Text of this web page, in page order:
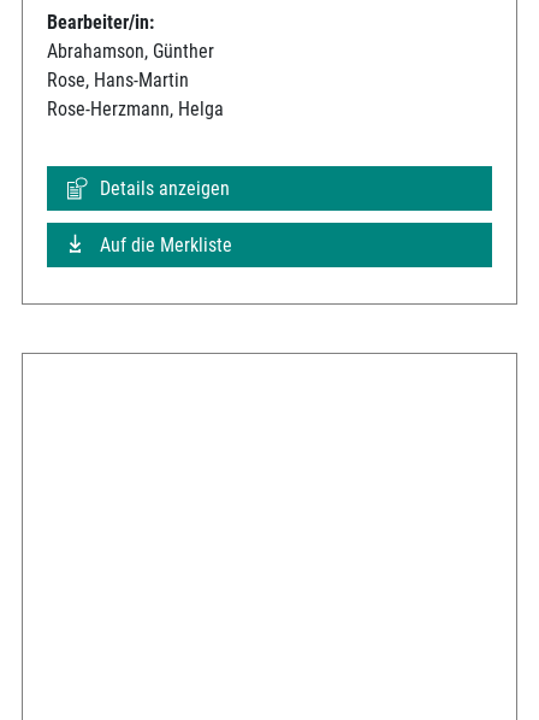
Bearbeiter/in:
Abrahamson, Günther
Rose, Hans-Martin
Rose-Herzmann, Helga
Details anzeigen
Auf die Merkliste